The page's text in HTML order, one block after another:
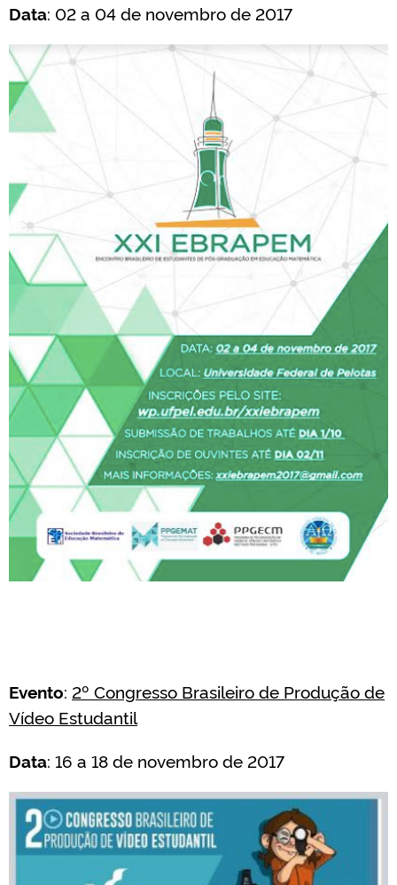
Data: 02 a 04 de novembro de 2017
Evento: 2º Congresso Brasileiro de Produção de
Vídeo Estudantil
Data: 16 a 18 de novembro de 2017